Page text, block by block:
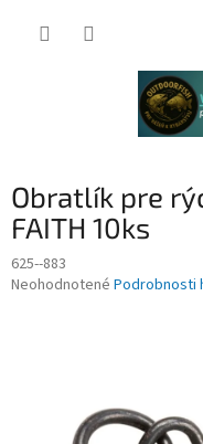
Obratlík pre
FAITH 10ks
625--883
Priemerné
hviezdičiek.
Neohodnotené Podrobnosti